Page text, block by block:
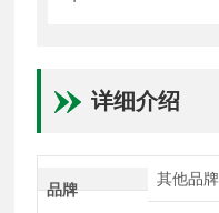
详细介绍
品牌
其他品牌